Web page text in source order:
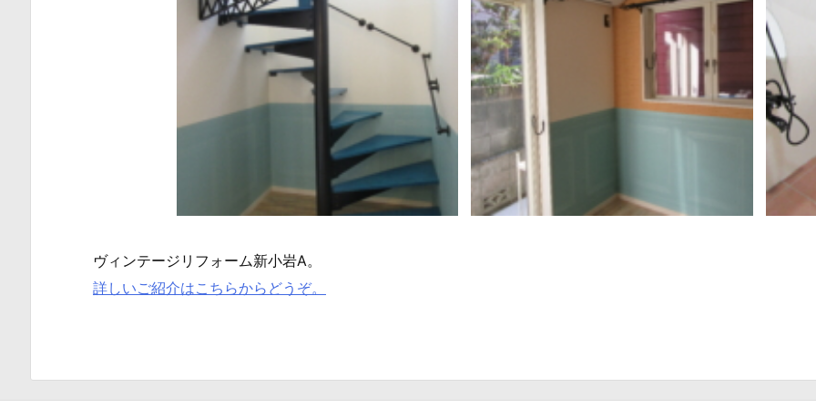
ヴィンテージリフォーム新小岩A。
詳しいご紹介はこちらからどうぞ。